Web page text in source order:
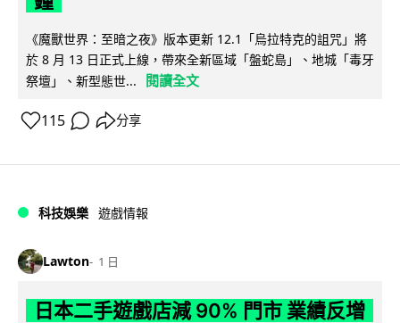
《魔獸世界：至暗之夜》版本更新 12.1「烏拉特克的詛咒」將
於 8 月 13 日正式上線，帶來全新區域「盤蛇島」、地城「毒牙
祭壇」、新型態世...
閱讀全文
115 分享
科技娛樂 遊戲情報
Lawton 1 日
日本二手遊戲店減 90% 門市 業績反增